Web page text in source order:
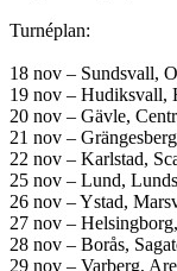
Turnéplan:
18 nov – Sundsvall,
19 nov – Hudiksvall,
20 nov – Gävle,
21 nov –
22 nov – Karlstad,
25 nov – Lund,
26 nov – Ystad,
27 nov –
28 nov – Borås,
29 nov – Varberg,